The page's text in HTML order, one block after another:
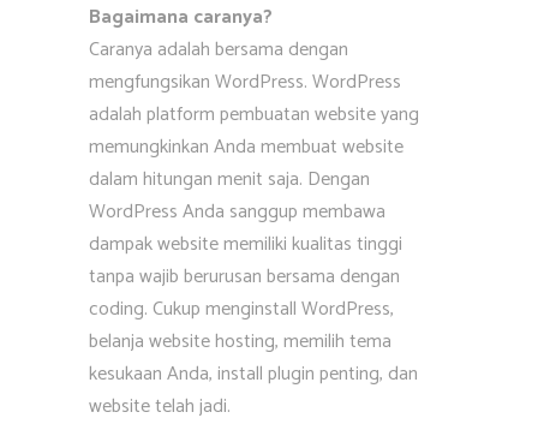
Bagaimana caranya?
Caranya adalah bersama dengan
mengfungsikan WordPress. WordPress
adalah platform pembuatan website yang
memungkinkan Anda membuat website
dalam hitungan menit saja. Dengan
WordPress Anda sanggup membawa
dampak website memiliki kualitas tinggi
tanpa wajib berurusan bersama dengan
coding. Cukup menginstall WordPress,
belanja website hosting, memilih tema
kesukaan Anda, install plugin penting, dan
website telah jadi.